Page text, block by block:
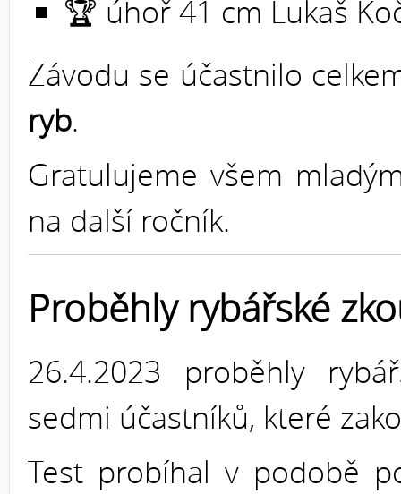
🏆 úhoř 41 cm Lukaš
Závodu se účastnilo
ryb.
Gratulujeme všem
na další ročník.
Proběhly rybářské
26.4.2023 proběhly
sedmi účastníků, které
Test probíhal v podobě